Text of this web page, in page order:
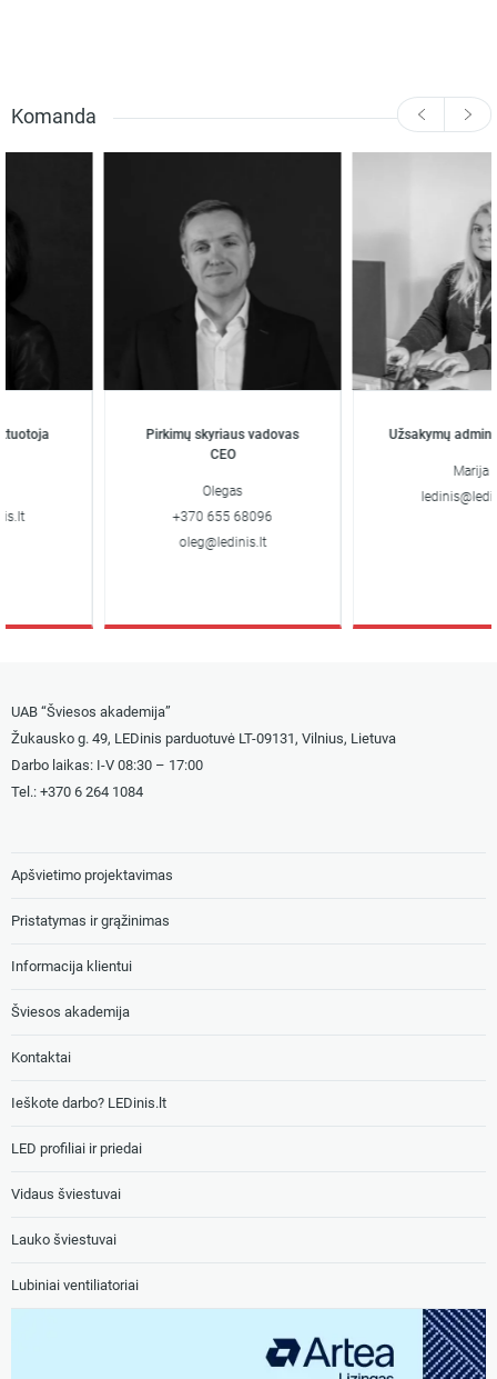
Komanda
Pirkimų skyriaus vadovas
CEO
Olegas
+370 655 68096
oleg@ledinis.lt
Užsakymų
Marija
UAB “Šviesos akademija”
Žukausko g. 49, LEDinis parduotuvė LT-09131, Vilnius, Lietuva
Darbo laikas: I-V 08:30 – 17:00
Tel.: +370 6 264 1084
Apšvietimo projektavimas
Pristatymas ir grąžinimas
Informacija klientui
Šviesos akademija
Kontaktai
Ieškote darbo? LEDinis.lt
LED profiliai ir priedai
Vidaus šviestuvai
Lauko šviestuvai
Lubiniai ventiliatoriai